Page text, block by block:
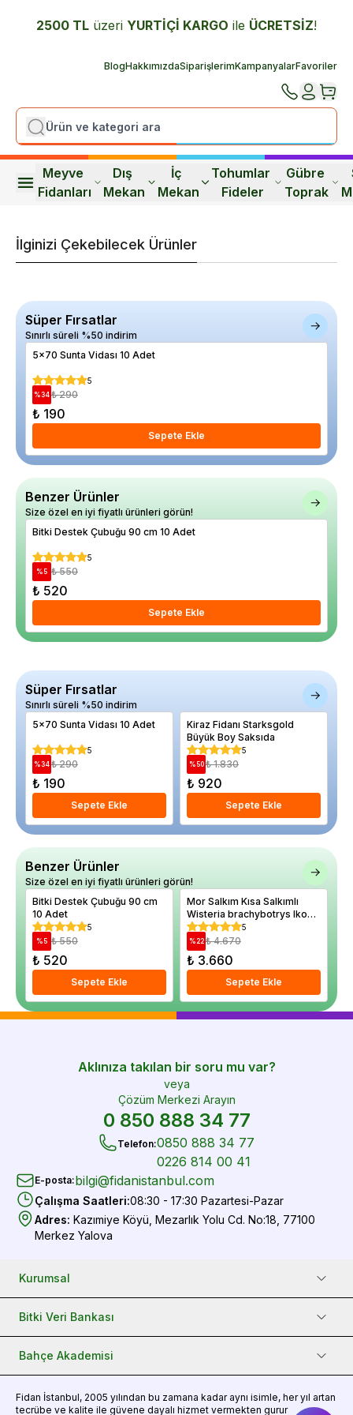
2500 TL üzeri YURTİÇİ KARGO ile ÜCRETSİZ!
BlogHakkımızdaSiparişlerimKampanyalarFavoriler
Meyve
Fidanları
Dış
Mekan
İç
Mekan
Tohumlar
Fideler
Gübre
Toprak
İlginizi Çekebilecek Ürünler
Süper Fırsatlar
Sınırlı süreli %50 indirim
5x70 Sunta Vidası 10 Adet
5
%34 ₺ 290
₺ 190
Sepete Ekle
Benzer Ürünler
Size özel en iyi fiyatlı ürünleri görün!
Bitki Destek Çubuğu 90 cm 10 Adet
5
% 5 ₺ 550
₺ 520
Sepete Ekle
Süper Fırsatlar
Sınırlı süreli %50 indirim
5x70 Sunta Vidası 10 Adet
5
%34 ₺ 290
₺ 190
Sepete Ekle
Kiraz Fidanı Starksgold
Büyük Boy Saksıda
5
% 50 ₺ 1.830
₺ 920
Sepete Ekle
Benzer Ürünler
Size özel en iyi fiyatlı ürünleri görün!
Bitki Destek Çubuğu 90 cm
10 Adet
5
% 5 ₺ 550
₺ 520
Sepete Ekle
Mor Salkım Kısa Salkımlı
Wisteria brachybotrys Iko
Yama Fuji İthal 150 cm
5
%22 ₺ 4.670
₺ 3.660
Sepete Ekle
Aklınıza takılan bir soru mu var?
veya
Çözüm Merkezi Arayın
0 850 888 34 77
Telefon:0850 888 34 77
0226 814 00 41
E-posta:bilgi@fidanistanbul.com
Çalışma Saatleri:08:30 - 17:30 Pazartesi-Pazar
Adres: Kazımiye Köyü, Mezarlık Yolu Cd. No:18, 77100
Merkez Yalova
Kurumsal
Bitki Veri Bankası
Bahçe Akademisi
Fidan İstanbul, 2005 yılından bu zamana kadar aynı isimle, her yıl artan
tecrübe ve kalite ile güvene dayalı hizmet vermekten gurur